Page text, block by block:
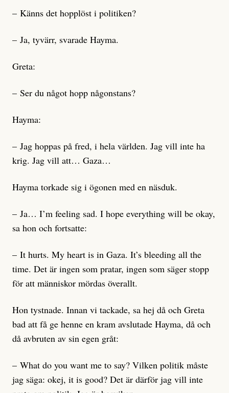
– Känns det hopplöst i politiken?
– Ja, tyvärr, svarade Hayma.
Greta:
– Ser du något hopp någonstans?
Hayma:
– Jag hoppas på fred, i hela världen. Jag vill inte ha
krig. Jag vill att… Gaza…
Hayma torkade sig i ögonen med en näsduk.
– Ja… I’m feeling sad. I hope everything will be okay,
sa hon och fortsatte:
– It hurts. My heart is in Gaza. It’s bleeding all the
time. Det är ingen som pratar, ingen som säger stopp
för att människor mördas överallt.
Hon tystnade. Innan vi tackade, sa hej då och Greta
bad att få ge henne en kram avslutade Hayma, då och
då avbruten av sin egen gråt:
– What do you want me to say? Vilken politik måste
jag säga: okej, it is good? Det är därför jag vill inte